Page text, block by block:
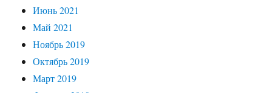
Июнь 2021
Май 2021
Ноябрь 2019
Октябрь 2019
Март 2019